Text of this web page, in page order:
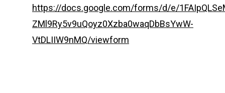
https://docs.google.com/forms/d/e/
ZMl9Ry5v9uQoyz0Xzba0waqDbBsYwW-
VtDLIIW9nMQ/viewform